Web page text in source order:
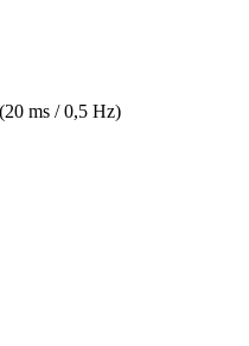
ms / 0,5 Hz)